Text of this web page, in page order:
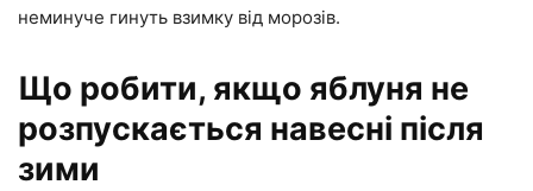
неминуче гинуть взимку від морозів.
Що робити, якщо яблуня не
розпускається навесні після
зими